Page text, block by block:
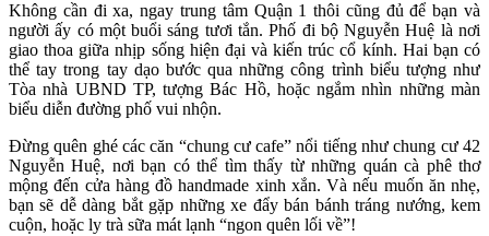
Không cần đi xa, ngay trung tâm Quận 1 thôi cũng đủ để bạn và
người ấy có một buổi sáng tươi tắn. Phố đi bộ Nguyễn Huệ là nơi
giao thoa giữa nhịp sống hiện đại và kiến trúc cổ kính. Hai bạn có
thể tay trong tay dạo bước qua những công trình biểu tượng như
Tòa nhà UBND TP, tượng Bác Hồ, hoặc ngắm nhìn những màn
biểu diễn đường phố vui nhộn.
Đừng quên ghé các căn “chung cư cafe” nổi tiếng như chung cư 42
Nguyễn Huệ, nơi bạn có thể tìm thấy từ những quán cà phê thơ
mộng đến cửa hàng đồ handmade xinh xắn. Và nếu muốn ăn nhẹ,
bạn sẽ dễ dàng bắt gặp những xe đẩy bán bánh tráng nướng, kem
cuộn, hoặc ly trà sữa mát lạnh “ngon quên lối về”!